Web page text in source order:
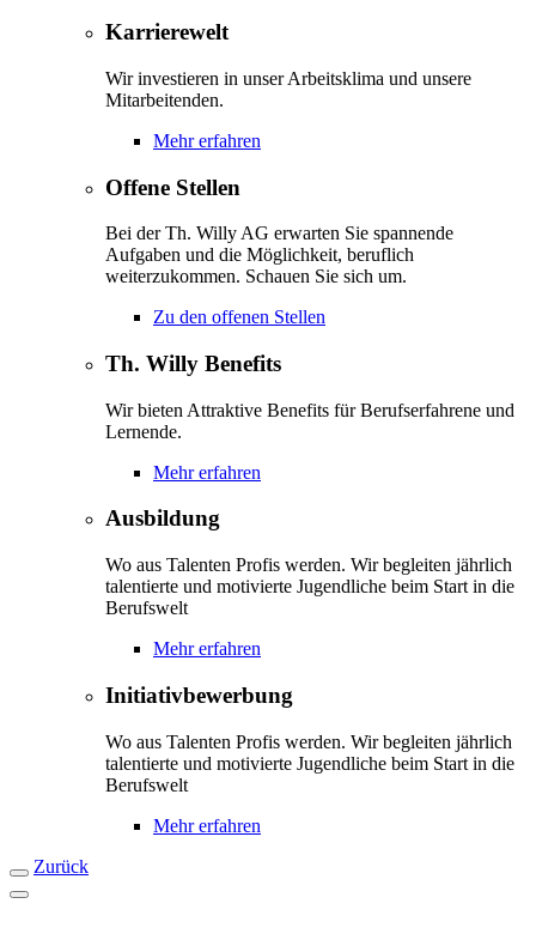
Karrierewelt
Wir investieren in unser Arbeitsklima und unsere
Mitarbeitenden.
Mehr erfahren
Offene Stellen
Bei der Th. Willy AG erwarten Sie spannende
Aufgaben und die Möglichkeit, beruflich
weiterzukommen. Schauen Sie sich um.
Zu den offenen Stellen
Th. Willy Benefits
Wir bieten Attraktive Benefits für Berufserfahrene und
Lernende.
Mehr erfahren
Ausbildung
Wo aus Talenten Profis werden. Wir begleiten jährlich
talentierte und motivierte Jugendliche beim Start in die
Berufswelt
Mehr erfahren
Initiativbewerbung
Wo aus Talenten Profis werden. Wir begleiten jährlich
talentierte und motivierte Jugendliche beim Start in die
Berufswelt
Mehr erfahren
Zurück